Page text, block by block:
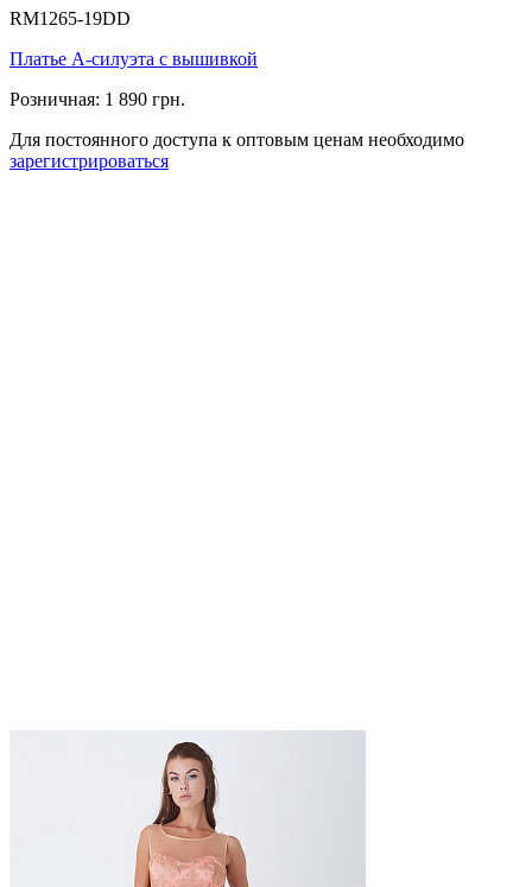
RM1265-19DD
Платье А-силуэта с вышивкой
Розничная: 1 890 грн.
Для постоянного доступа к оптовым ценам необходимо
зарегистрироваться